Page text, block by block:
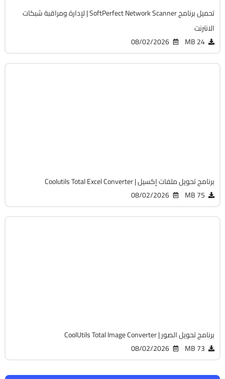
تحميل برنامج SoftPerfect Network Scanner | لإدارة ومراقبة شبكات
الانترنت
24 MB
08/02/2026
برنامج تحويل ملفات إكسيل | Coolutils Total Excel Converter
75 MB
08/02/2026
برنامج تحويل الصور | CoolUtils Total Image Converter
73 MB
08/02/2026